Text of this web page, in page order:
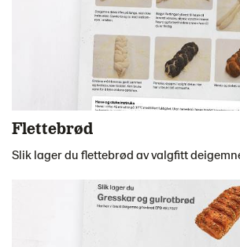
Flettebrød
Slik lager du flettebrød av valgfitt